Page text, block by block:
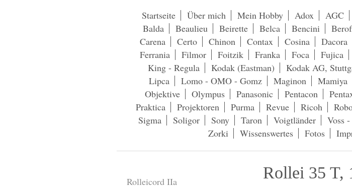
Startseite Über mich Mein Hobby Adox AGC
Balda
Beaulieu Beirette Belca Bencini
Carena
Certo Chinon Contax Cosina Dacora
Ferrania
Filmor Foitzik Franka Foca Fujica
King - Regula
Kodak (Eastman) Kodak AG,
Lipca
Lomo - OMO - Gomz Maginon Mamiya
Objektive
Olympus Panasonic Pentacon
Praktica
Projektoren Purma Revue Ricoh
Sigma
Soligor Sony Taron Voigtländer Voss
Zorki
Wissenswertes Fotos
Rollei 35 T,
Rolleicord IIa